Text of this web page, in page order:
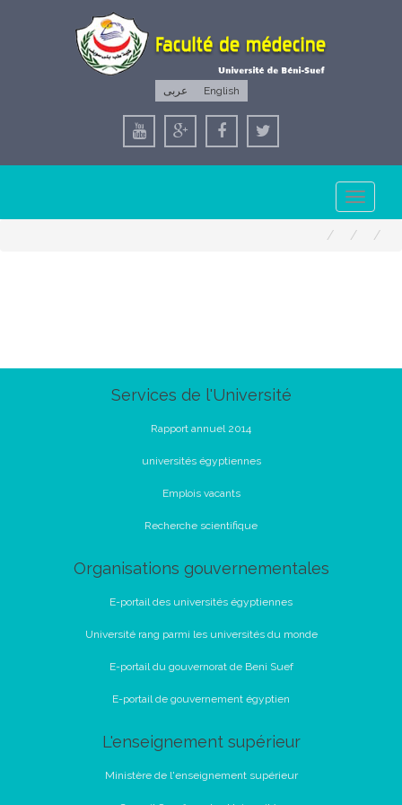
English عربى
Toggle
navigation
Services de l'Université
Rapport annuel 2014
universités égyptiennes
Emplois vacants
Recherche scientifique
Organisations gouvernementales
E-portail des universités égyptiennes
Université rang parmi les universités du monde
E-portail du gouvernorat de Beni Suef
E-portail de gouvernement égyptien
L'enseignement supérieur
Ministère de l'enseignement supérieur